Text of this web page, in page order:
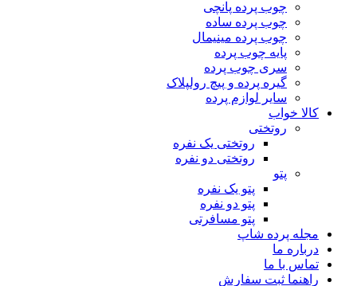
چوب پرده پانچی
چوب پرده ساده
چوب پرده مینیمال
پایه چوب پرده
سری چوب پرده
گیره پرده و پیچ رولپلاک
سایر لوازم پرده
کالا خواب
روتختی
روتختی یک نفره
روتختی دو نفره
پتو
پتو یک نفره
پتو دو نفره
پتو مسافرتی
مجله پرده شاپ
درباره ما
تماس با ما
راهنما ثبت سفارش